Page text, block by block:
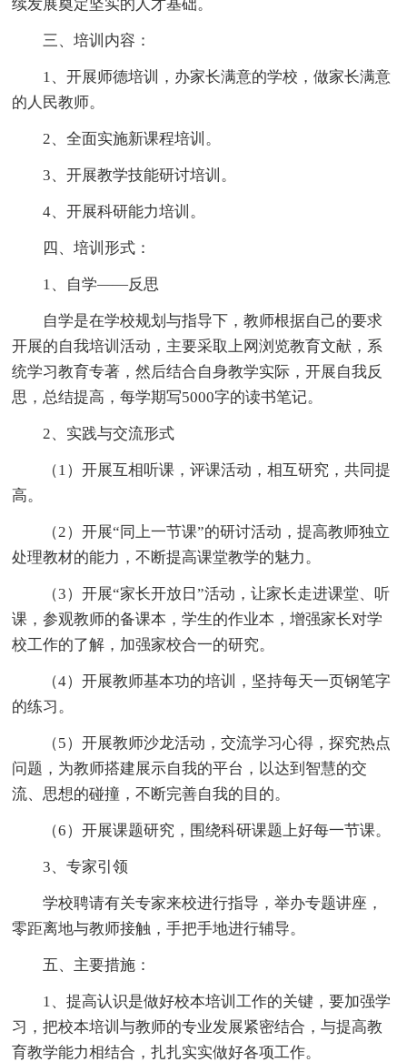
续发展奠定坚实的人才基础。
三、培训内容：
1、开展师德培训，办家长满意的学校，做家长满意
的人民教师。
2、全面实施新课程培训。
3、开展教学技能研讨培训。
4、开展科研能力培训。
四、培训形式：
1、自学——反思
自学是在学校规划与指导下，教师根据自己的要求
开展的自我培训活动，主要采取上网浏览教育文献，系
统学习教育专著，然后结合自身教学实际，开展自我反
思，总结提高，每学期写5000字的读书笔记。
2、实践与交流形式
（1）开展互相听课，评课活动，相互研究，共同提
高。
（2）开展“同上一节课”的研讨活动，提高教师独立
处理教材的能力，不断提高课堂教学的魅力。
（3）开展“家长开放日”活动，让家长走进课堂、听
课，参观教师的备课本，学生的作业本，增强家长对学
校工作的了解，加强家校合一的研究。
（4）开展教师基本功的培训，坚持每天一页钢笔字
的练习。
（5）开展教师沙龙活动，交流学习心得，探究热点
问题，为教师搭建展示自我的平台，以达到智慧的交
流、思想的碰撞，不断完善自我的目的。
（6）开展课题研究，围绕科研课题上好每一节课。
3、专家引领
学校聘请有关专家来校进行指导，举办专题讲座，
零距离地与教师接触，手把手地进行辅导。
五、主要措施：
1、提高认识是做好校本培训工作的关键，要加强学
习，把校本培训与教师的专业发展紧密结合，与提高教
育教学能力相结合，扎扎实实做好各项工作。